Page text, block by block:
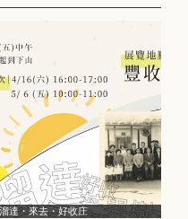
達・來去・好收庄